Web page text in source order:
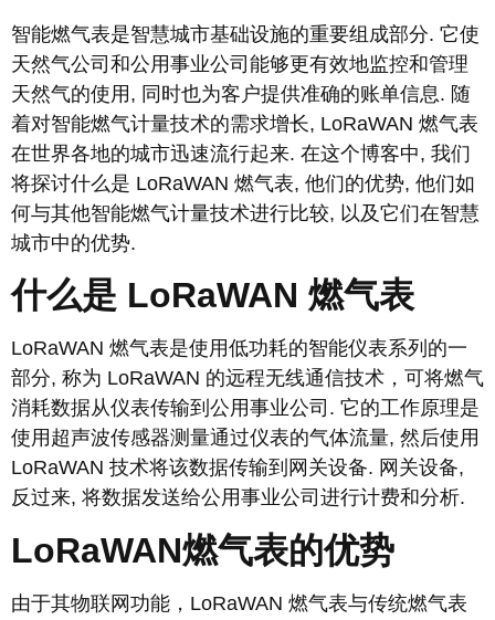
智能燃气表是智慧城市基础设施的重要组成部分. 它使
天然气公司和公用事业公司能够更有效地监控和管理
天然气的使用, 同时也为客户提供准确的账单信息. 随
着对智能燃气计量技术的需求增长, LoRaWAN 燃气表
在世界各地的城市迅速流行起来. 在这个博客中, 我们
将探讨什么是 LoRaWAN 燃气表, 他们的优势, 他们如
何与其他智能燃气计量技术进行比较, 以及它们在智慧
城市中的优势.
什么是 LoRaWAN 燃气表
LoRaWAN 燃气表是使用低功耗的智能仪表系列的一
部分, 称为 LoRaWAN 的远程无线通信技术，可将燃气
消耗数据从仪表传输到公用事业公司. 它的工作原理是
使用超声波传感器测量通过仪表的气体流量, 然后使用
LoRaWAN 技术将该数据传输到网关设备. 网关设备,
反过来, 将数据发送给公用事业公司进行计费和分析.
LoRaWAN燃气表的优势
由于其物联网功能，LoRaWAN 燃气表与传统燃气表